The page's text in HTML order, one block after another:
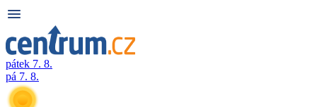
pátek 7. 8.
pá 7. 8.